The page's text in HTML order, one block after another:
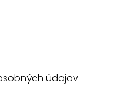
údajov